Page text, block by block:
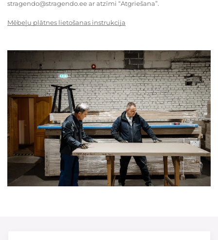
stragendo@stragendo.ee ar atzīmi “Atgriešana”.
Mēbeļu plātnes lietošanas instrukcija